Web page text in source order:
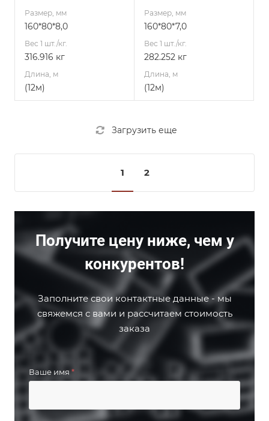
Размер, мм
160*80*8,0
Вес 1 шт./кг.
316.916 кг
Длина, м
(12м)
Размер, мм
160*80*7,0
Вес 1 шт./кг.
282.252 кг
Длина, м
(12м)
Загрузить еще
1 2
Получите цену ниже, чем у
конкурентов!
Заполните свои контактные данные - мы
свяжемся с вами и рассчитаем стоимость
заказа
Ваше имя *